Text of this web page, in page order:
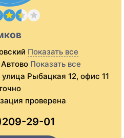
Показать все
Показать все
Рыбацкая 12, офис 11
проверена
29-01